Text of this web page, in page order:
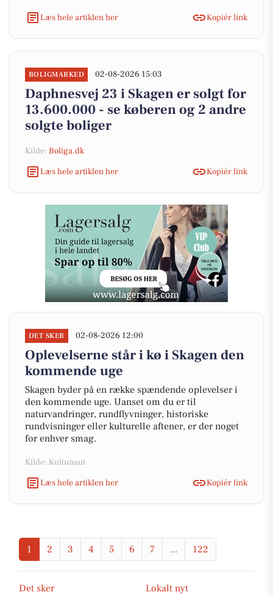
Læs hele artiklen her Kopiér link
BOLIGMARKED 02-08-2026 15:03
Daphnesvej 23 i Skagen er solgt for
13.600.000 - se køberen og 2 andre
solgte boliger
Kilde: Boliga.dk
Læs hele artiklen her
Kopiér link
DET SKER 02-08-2026 12:00
Oplevelserne står i kø i Skagen den
kommende uge
Skagen byder på en række spændende oplevelser i
den kommende uge. Uanset om du er til
naturvandringer, rundflyvninger, historiske
rundvisninger eller kulturelle aftener, er der noget
for enhver smag.
Kilde: Kultunaut
Læs hele artiklen her
Kopiér link
1 2 3 4 5 6 7 ... 122
Det sker
Lokalt nyt